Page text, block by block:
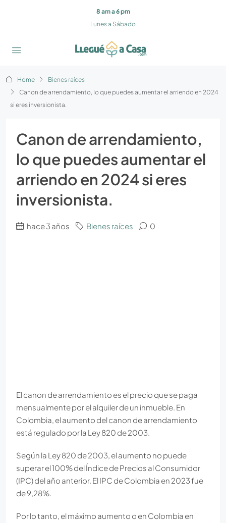
8 am a 6 pm
Lunes a Sábado
Home
Bienes raíces
Canon de arrendamiento, lo que puedes aumentar el arriendo en 2024
si eres inversionista.
Canon de arrendamiento,
lo que puedes aumentar el
arriendo en 2024 si eres
inversionista.
hace 3 años Bienes raíces 0
El canon de arrendamiento es el precio que se paga
mensualmente por el alquiler de un inmueble. En
Colombia, el aumento del canon de arrendamiento
está regulado por la Ley 820 de 2003.
Según la Ley 820 de 2003, el aumento no puede
superar el 100% del Índice de Precios al Consumidor
(IPC) del año anterior. El IPC de Colombia en 2023 fue
de 9,28%.
Por lo tanto, el máximo aumento o en Colombia en